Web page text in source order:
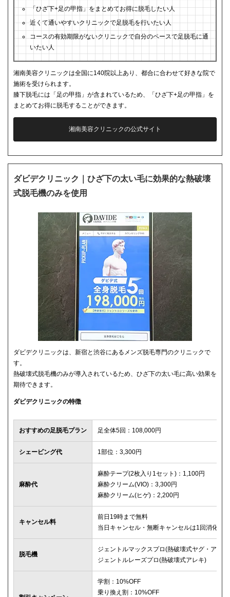
「ひざ下+足の甲指」をまとめてお得に脱毛したい人
近くて通いやすいクリニックで足脱毛を行いたい人
コースの有効期限がないクリニックで自分のペースで足脱毛に通
いたい人
湘南美容クリニックは全国に140院以上あり、都合に合わせて好きな院で
施術を受けられます。
膝下脱毛には「足の甲指」が含まれているため、「ひざ下+足の甲指」を
まとめてお得に脱毛することができます。
湘南美容クリニックの公式サイト
ダビデクリニック｜ひざ下の太い毛に効果的な熱破壊
式脱毛機のみを使用
ダビデクリニックは、新宿と渋谷にあるメンズ脱毛専門のクリニックで
す。
熱破壊式脱毛機のみが導入されているため、ひざ下の太い毛に高い効果を
期待できます。
ダビデクリニックの特徴
おすすめの足脱毛プラン 足全体5回：108,000円
シェービング代 1部位：3,300円
麻酔代
麻酔テープ(2枚入り1セット)：1,100円
麻酔クリーム(VIO)：3,300円
麻酔クリーム(ヒゲ)：2,200円
キャンセル料
前日19時まで無料
当日キャンセル・無断キャンセルは1回消化
脱毛機
ジェントルマックスプロ(熱破壊式ヤグ・アレキ
ジェントルレーズプロ(熱破壊式アレキ)
学割：10%OFF
乗り換え割：10%OFF